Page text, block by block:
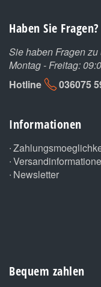
Haben Sie Fragen?
Sie haben Fragen
Montag - Freitag:
Hotline
036075
Informationen
Newsletter
Bequem zahlen